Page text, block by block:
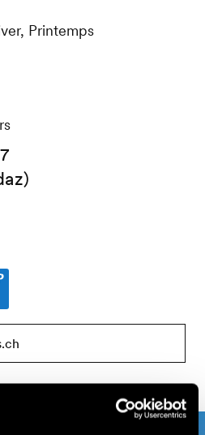
Été, Automne, Hiver, Printemps